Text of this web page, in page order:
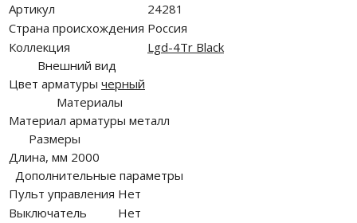
Артикул
24281
Страна происхождения Россия
Коллекция
Lgd-4Tr Black
Внешний вид
Цвет арматуры черный
Материалы
Материал арматуры металл
Размеры
Длина, мм 2000
Дополнительные параметры
Пульт управления Нет
Выключатель
Нет